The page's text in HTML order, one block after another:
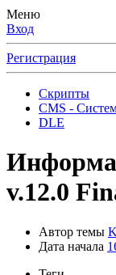
Меню
Вход
Регистрация
Скрипты
CMS -
DLE
v.12.0
Автор темы
Дата начала